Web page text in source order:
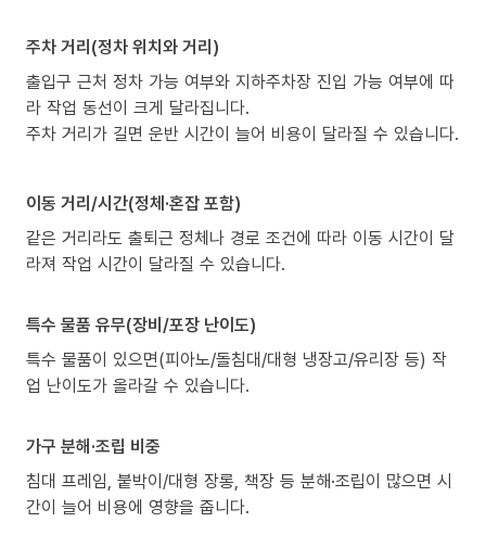
주차 거리(정차 위치와 거리)
출입구 근처 정차 가능 여부와 지하주차장 진입 가능 여부에 따
라 작업 동선이 크게 달라집니다.
주차 거리가 길면 운반 시간이 늘어 비용이 달라질 수 있습니다.
이동 거리/시간(정체·혼잡 포함)
같은 거리라도 출퇴근 정체나 경로 조건에 따라 이동 시간이 달
라져 작업 시간이 달라질 수 있습니다.
특수 물품 유무(장비/포장 난이도)
특수 물품이 있으면(피아노/돌침대/대형 냉장고/유리장 등) 작
업 난이도가 올라갈 수 있습니다.
가구 분해·조립 비중
침대 프레임, 붙박이/대형 장롱, 책장 등 분해·조립이 많으면 시
간이 늘어 비용에 영향을 줍니다.